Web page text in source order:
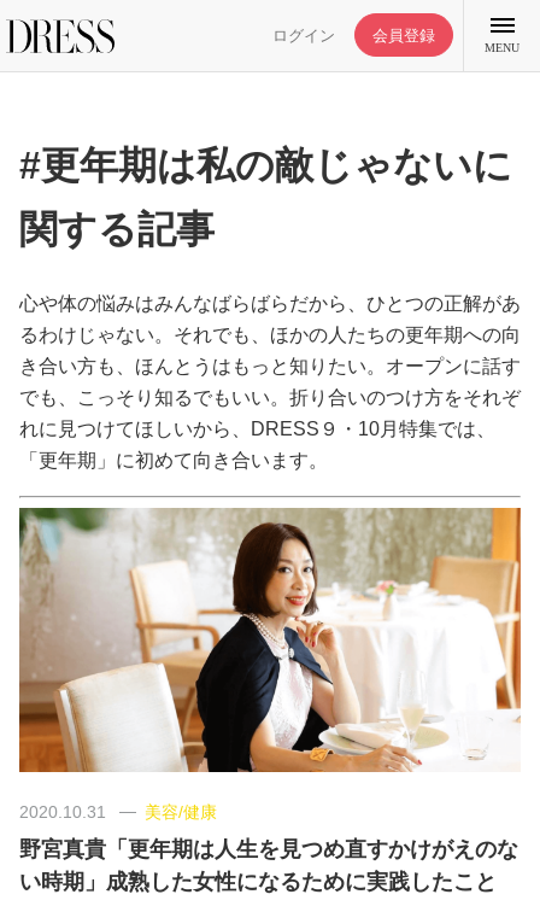
ログイン 会員登録
MENU
特集記事
DRESS部活
ライフスタイル
ファッション
恋愛/結婚/離婚
美容/健康
ワークスタイル
妊娠/出産/家族
ココロ/カラダ
グルメ
#更年期は私の敵じゃないに
関する記事
心や体の悩みはみんなばらばらだから、ひとつの正解があ
るわけじゃない。それでも、ほかの人たちの更年期への向
き合い方も、ほんとうはもっと知りたい。オープンに話す
でも、こっそり知るでもいい。折り合いのつけ方をそれぞ
れに見つけてほしいから、DRESS９・10月特集では、
「更年期」に初めて向き合います。
2020.10.31 美容/健康
野宮真貴「更年期は人生を見つめ直すかけがえのな
い時期」成熟した女性になるために実践したこと